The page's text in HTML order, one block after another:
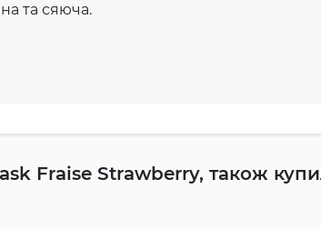
та сяюча.
Fraise Strawberry, також